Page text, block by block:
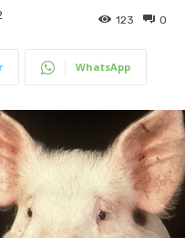
0
123
WhatsApp